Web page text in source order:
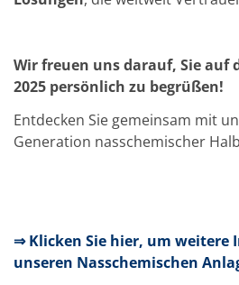
Wir freuen uns darauf, Sie auf
2025 persönlich zu begrüßen!
Entdecken Sie gemeinsam mit
Generation nasschemischer
⇒ Klicken Sie hier, um weitere
unseren Nasschemischen